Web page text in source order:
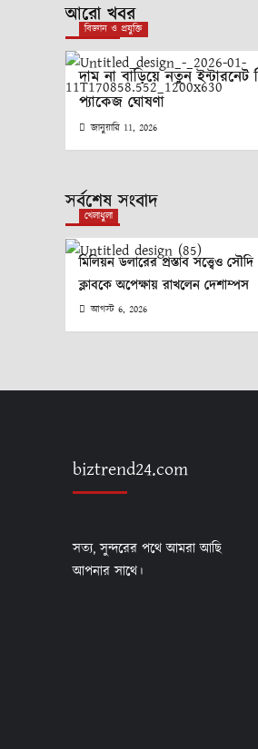
আরো খবর
বিজ্ঞান ও প্রযুক্তি
দাম না বাড়িয়ে নতুন ইন্টারনেট
প্যাকেজ ঘোষণা
জানুয়ারি 11, 2026
সর্বশেষ সংবাদ
খেলাধুলা
মিলিয়ন ডলারের প্রস্তাব সত্ত্বেও সৌদি
ক্লাবকে অপেক্ষায় রাখলেন দেশাম্পস
আগস্ট 6, 2026
biztrend24.com
সত্য, সুন্দরের পথে আমরা আছি
আপনার সাথে।